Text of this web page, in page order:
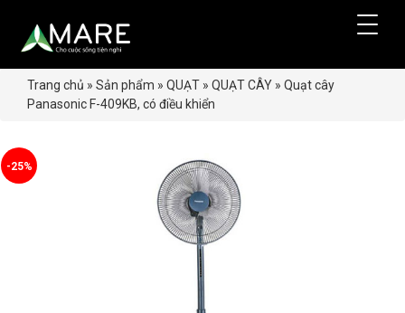
Trang chủ » Sản phẩm » QUẠT » QUẠT CÂY » Quạt cây
Panasonic F-409KB, có điều khiển
-25%